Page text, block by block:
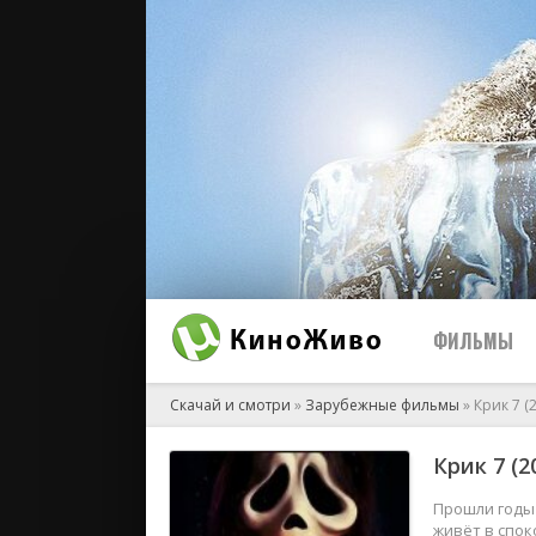
ФИЛЬМЫ
2026
2025
Скачай и смотри » Зарубежные фильмы » Крик 7
Крик 7
Прошли
живёт в